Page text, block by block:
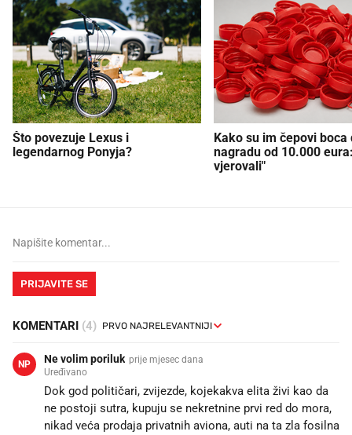
Što povezuje Lexus i
legendarnog Ponyja?
Kako su im čepovi boca
nagradu od 10.000
vjerovali"
PRIJAVITE SE
KOMENTARI (4)
NP Ne volim poriluk prije mjesec dana
Uređivano
Dok god političari, zvijezde, kojekakva elita živi kao da
ne postoji sutra, kupuju se nekretnine prvi red do mora,
nikad veća prodaja privatnih aviona, auti na ta zla fosilna